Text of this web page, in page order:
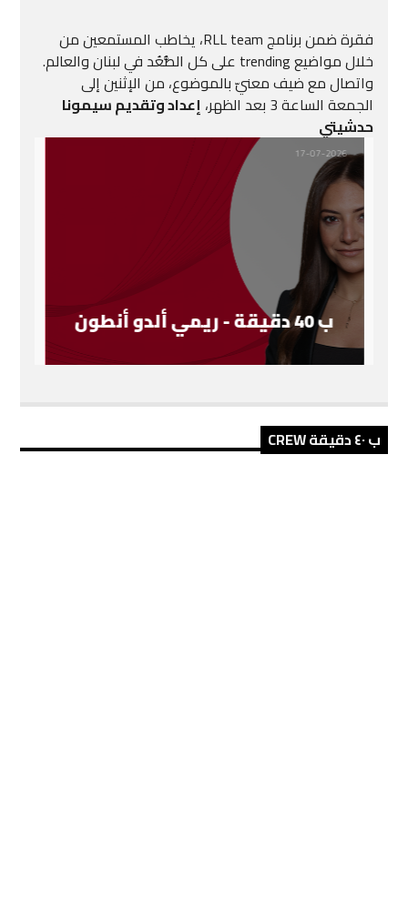
فقرة ضمن برنامج RLL team، يخاطب المستمعين من
خلال مواضيع trending على كل الصُّعُد في لبنان والعالم.
واتصال مع ضيف معنيّ بالموضوع، من الإثنين إلى
الجمعة الساعة 3 بعد الظهر،
إعداد وتقديم سيمونا
حدشيتي
ب 40 دقيقة - ريمي ألدو أنطون
17-07-2026
ب ٤٠ دقيقة CREW